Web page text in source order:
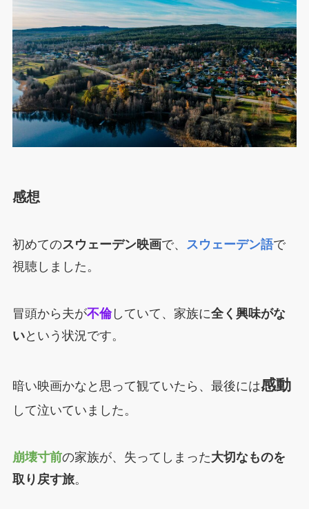
感想
初めてのスウェーデン映画で、 スウェーデン語で
視聴しました。
冒頭から夫が不倫していて、家族に全く興味がな
いという状況です。
暗い映画かなと思って観ていたら、最後には感動
して泣いていました。
崩壊寸前の家族が、失ってしまった大切なものを
取り戻す旅。